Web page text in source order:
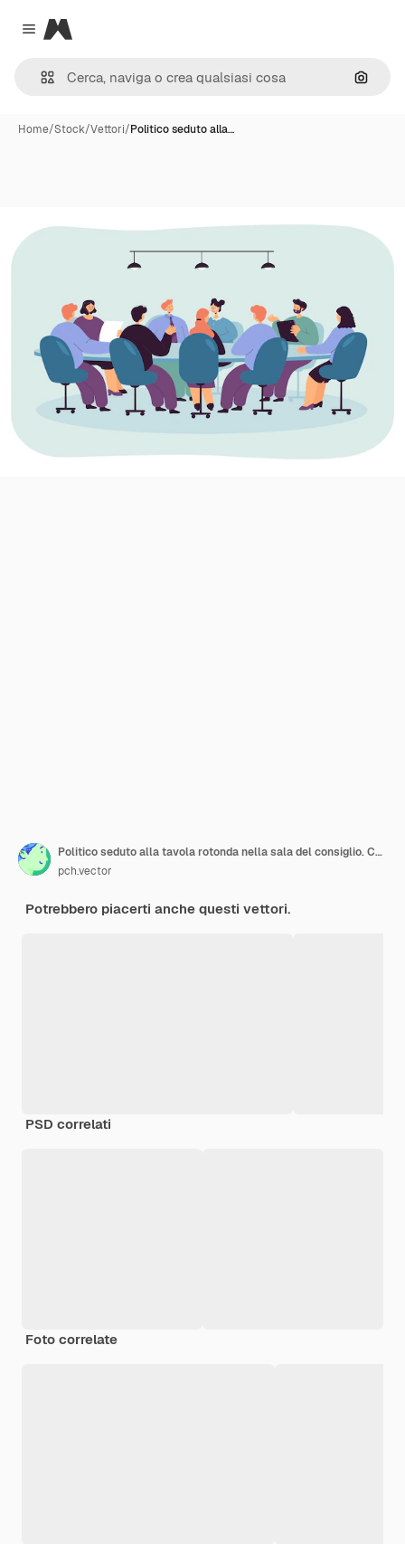
Close menu
Magnific
Cerca
Home/Stock/Vettori/Politico seduto alla…
Politico seduto alla tavola rotonda nella sala del consiglio. Consiglio di amministrazione con CEO che tiene un discorso formale nell'illustrazione vettoriale piatta della stanza dell'ufficio. Autorità aziendale, leader aziendale, concetto di strategia di pianificazione
pch.vector
Potrebbero piacerti anche questi vettori.
PSD correlati
Foto correlate